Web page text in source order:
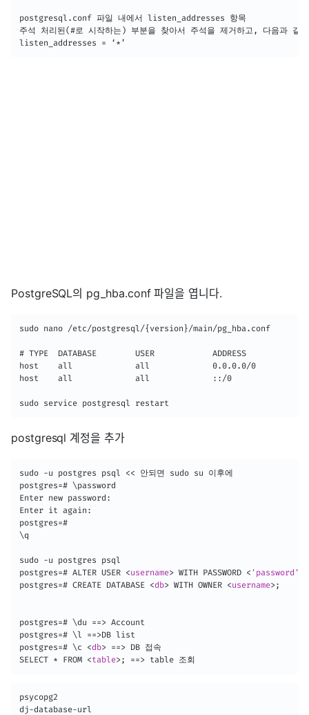
postgresql.conf 파일 내에서 listen_addresses 항목
주석 처리된(#로 시작하는) 부분을 찾아서 주석을 제거하고, 다음과 같
PostgreSQL의 pg_hba.conf 파일을 엽니다.
sudo nano /etc/postgresql/{version}/main/pg_hba.conf
# TYPE  DATABASE        USER            ADDRESS
host    all             all             0.0.0.0/0
host    all             all             ::/0
sudo service postgresql restart
postgresql 계정을 추가
sudo -u postgres psql << 안되면 sudo su 이후에
postgres=# \password
Enter new password:
Enter it again:
postgres=#
\q
sudo -u postgres psql
postgres=# ALTER USER <username> WITH PASSWORD < 'password'
postgres=# CREATE DATABASE <db> WITH OWNER <username>;
postgres=# \du ==> Account
postgres=# \l ==>DB list
postgres=# \c <db> ==> DB 접속
SELECT * FROM <table>
psycopg2
dj-database-url